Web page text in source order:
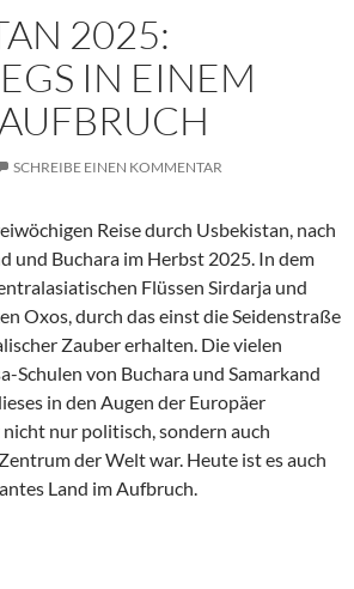
2025:
IN EINEM
SCHREIBE EINEN KOMMENTAR
Reise durch Usbekistan, nach
und Buchara im Herbst 2025. In dem
Flüssen Sirdarja und
Oxos, durch das einst die Seidenstraße
Zauber erhalten. Die vielen
Schulen von Buchara und Samarkand
in den Augen der Europäer
nur politisch, sondern auch
der Welt war. Heute ist es auch
Land im Aufbruch.
in einem Land im Aufbruch